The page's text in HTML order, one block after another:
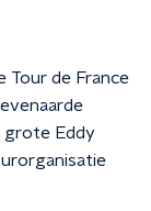
Tour de France
grote Eddy